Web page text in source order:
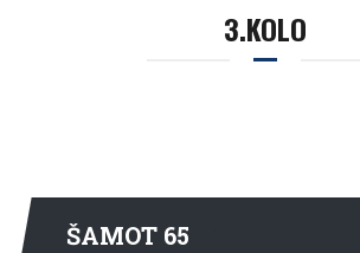
3.KOLO
ŠAMOT 65